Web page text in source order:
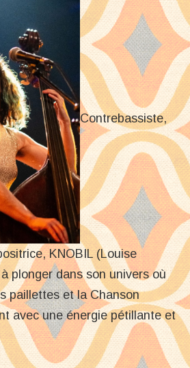
Contrebassiste,
KNOBIL (Louise
plonger dans son univers où
paillettes et la Chanson
avec une énergie pétillante et